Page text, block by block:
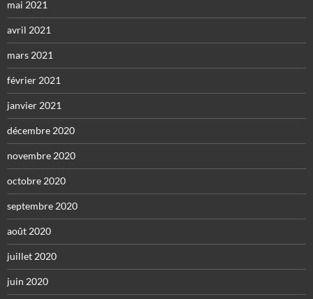
mai 2021
avril 2021
mars 2021
février 2021
janvier 2021
décembre 2020
novembre 2020
octobre 2020
septembre 2020
août 2020
juillet 2020
juin 2020